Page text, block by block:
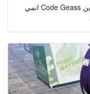
انمي Code Geass الموسم الثاني الحلقة 11 مترجم اون لاين